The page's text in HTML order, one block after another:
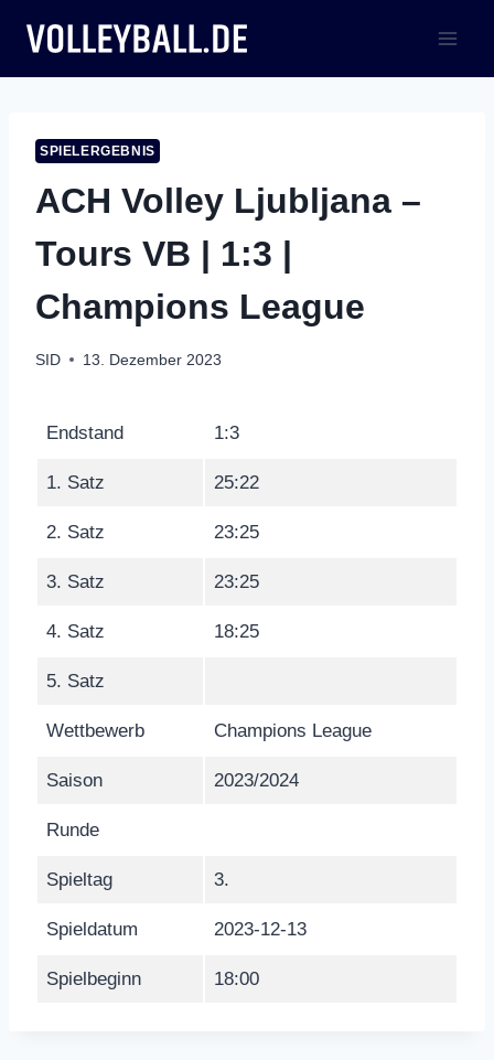
Inhalt
springen
SPIELERGEBNIS
ACH Volley Ljubljana –
Tours VB | 1:3 |
Champions League
SID 13. Dezember 2023
Endstand 1:3
1. Satz 25:22
2. Satz 23:25
3. Satz 23:25
4. Satz 18:25
5. Satz
Wettbewerb Champions League
Saison 2023/2024
Runde
Spieltag 3.
Spieldatum 2023-12-13
Spielbeginn 18:00